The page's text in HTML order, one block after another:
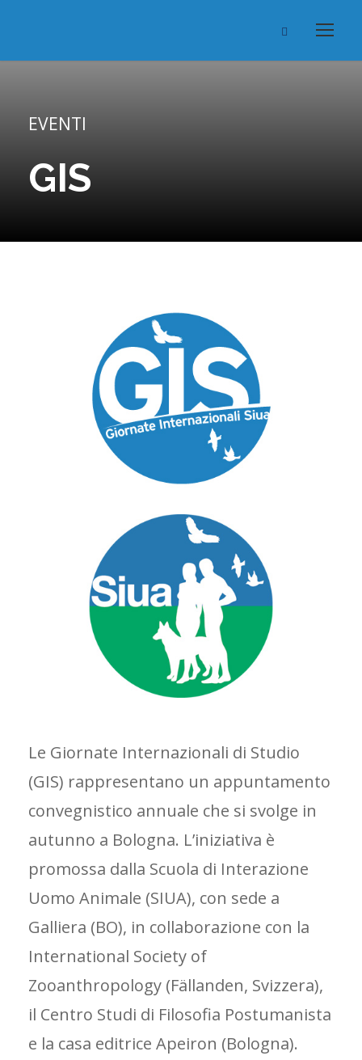
EVENTI
GIS
Le Giornate Internazionali di Studio
(GIS) rappresentano un appuntamento
convegnistico annuale che si svolge in
autunno a Bologna. L’iniziativa è
promossa dalla Scuola di Interazione
Uomo Animale (SIUA), con sede a
Galliera (BO), in collaborazione con la
International Society of
Zooanthropology (Fällanden, Svizzera),
il Centro Studi di Filosofia Postumanista
e la casa editrice Apeiron (Bologna).